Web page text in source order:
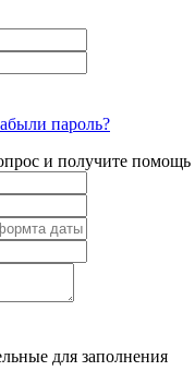
пароль?
и получите помощь
для заполнения